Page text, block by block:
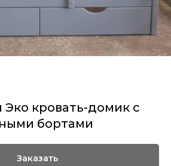
кровать-домик с
бортами
Заказать